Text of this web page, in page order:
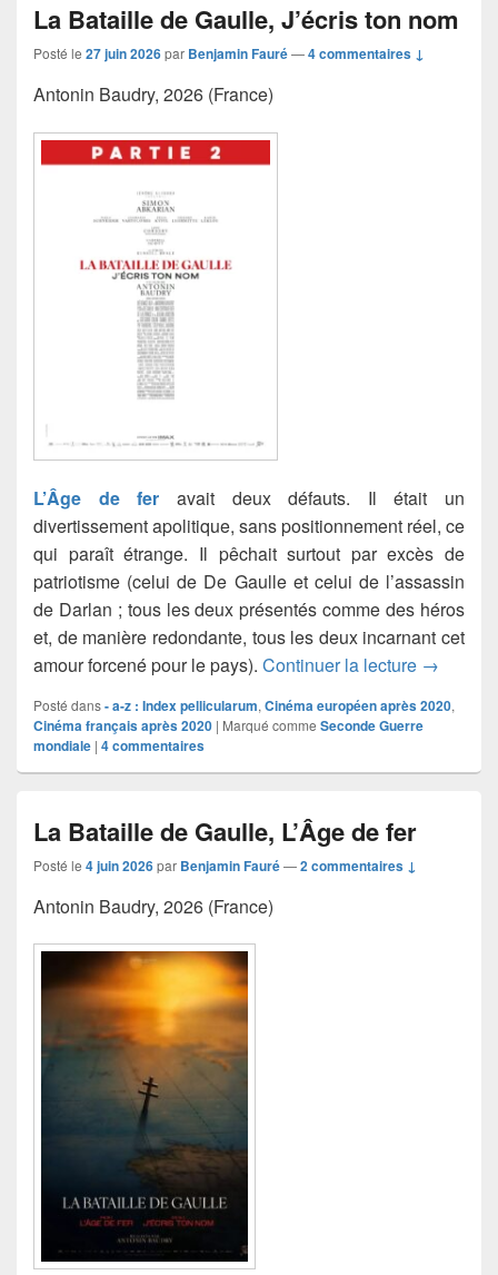
La Bataille de Gaulle, J’écris ton nom
Posté le 27 juin 2026par Benjamin Fauré—4 commentaires ↓
Antonin Baudry, 2026 (France)
L’Âge de fer avait deux défauts. Il était un
divertissement apolitique, sans positionnement réel, ce
qui paraît étrange. Il pêchait surtout par excès de
patriotisme (celui de De Gaulle et celui de l’assassin
de Darlan ; tous les deux présentés comme des héros
et, de manière redondante, tous les deux incarnant cet
amour forcené pour le pays). Continuer la lecture La
→
Posté dans- a-z : Index pellicularum, Cinéma européen après 2020,
Cinéma français après 2020 | Marqué comme Seconde Guerre
mondiale | 4commentaires
La Bataille de Gaulle, L’Âge de fer
Posté le 4 juin 2026par Benjamin Fauré—2 commentaires ↓
Antonin Baudry, 2026 (France)